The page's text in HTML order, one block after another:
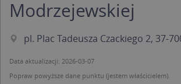
Modrzejewskiej
pl. Plac Tadeusza Czackiego 2, 37-
Data aktualizacji: 2026-03-07
Popraw powyższe dane punktu (jestem właścicielem).